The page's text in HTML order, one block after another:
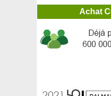
Achat
Genêt à balais 'La
Genêt à balais 'Lena'
Genévrier à port étalé 'Old
Genévrier à port étalé